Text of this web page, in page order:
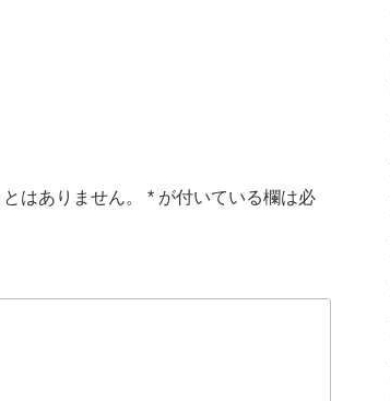
はありません。 * が付いている欄は必